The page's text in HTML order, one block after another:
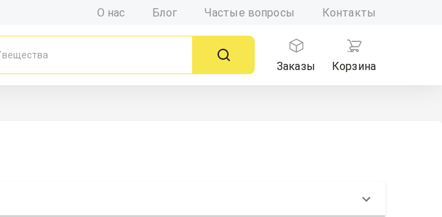
О нас Блог Частые вопросы Контакты
Заказы
Корзина